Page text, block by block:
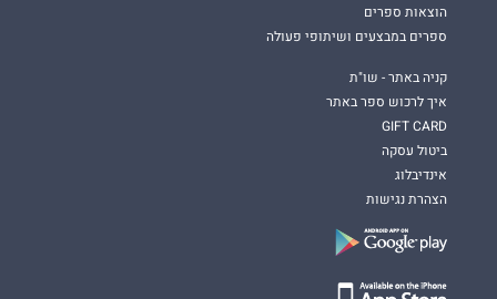
הוצאות ספרים
ספרים במבצעים ושיתופי פעולה
קניה באתר - שו"ת
איך לרכוש ספר באתר
GIFT CARD
ביטול עסקה
אינדיבלוג
הצהרת נגישות